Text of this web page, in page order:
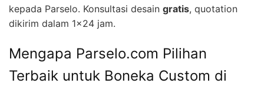
kepada Parselo. Konsultasi desain gratis, quotation
dikirim dalam 1×24 jam.
Mengapa Parselo.com Pilihan
Terbaik untuk Boneka Custom di